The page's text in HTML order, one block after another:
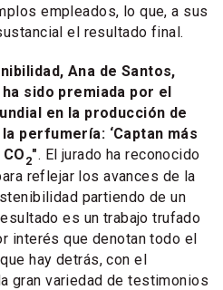
empleados, lo que, a sus
el resultado final.
Ana de Santos,
ha sido premiada por el
en la producción de
perfumería: ‘Captan más
2". El jurado ha reconocido
reflejar los avances de la
partiendo de un
es un trabajo trufado
interés que denotan todo el
hay detrás, con el
gran variedad de testimonios